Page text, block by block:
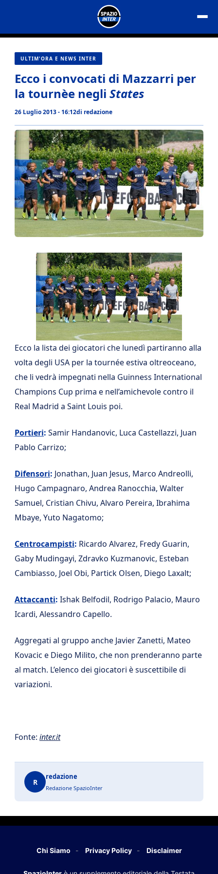
contenuto
ULTIM'ORA E NEWS INTER
Ecco i convocati di Mazzarri per
la tournèe negli States
26 Luglio 2013 - 16:12di redazione
Ecco la lista dei giocatori che lunedì partiranno alla
volta degli USA per la tournée estiva oltreoceano,
che li vedrà impegnati nella Guinness International
Champions Cup prima e nell’amichevole contro il
Real Madrid a Saint Louis poi.
Portieri: Samir Handanovic, Luca Castellazzi, Juan
Pablo Carrizo;
Difensori: Jonathan, Juan Jesus, Marco Andreolli,
Hugo Campagnaro, Andrea Ranocchia, Walter
Samuel, Cristian Chivu, Alvaro Pereira, Ibrahima
Mbaye, Yuto Nagatomo;
Centrocampisti: Ricardo Alvarez, Fredy Guarin,
Gaby Mudingayi, Zdravko Kuzmanovic, Esteban
Cambiasso, Joel Obi, Partick Olsen, Diego Laxalt;
Attaccanti: Ishak Belfodil, Rodrigo Palacio, Mauro
Icardi, Alessandro Capello.
Aggregati al gruppo anche Javier Zanetti, Mateo
Kovacic e Diego Milito, che non prenderanno parte
al match. L’elenco dei giocatori è suscettibile di
variazioni.
Fonte: inter.it
R
redazione
Redazione SpazioInter
Chi Siamo Privacy Policy Disclaimer